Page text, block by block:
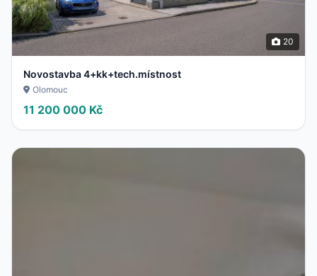
20
Novostavba 4+kk+tech.místnost
Olomouc
11 200 000 Kč